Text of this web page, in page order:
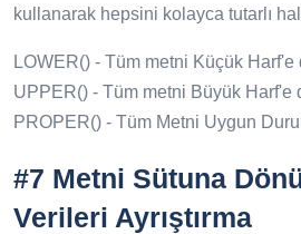
kullanarak hepsini kolayca tutarlı
LOWER() - Tüm metni Küçük Harf'e
UPPER() - Tüm metni Büyük Harf'e
PROPER() - Tüm Metni Uygun
#7 Metni Sütuna
Verileri Ayrıştırma